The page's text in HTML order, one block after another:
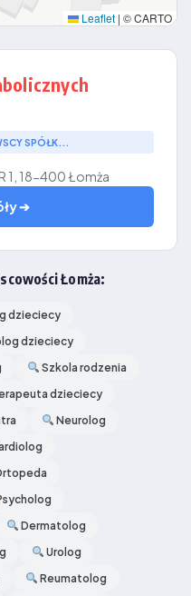
Leaflet | © CARTO
SPÓŁK...
1, 18-400 Łomża
➔
Łomża:
dzieciecy
dzieciecy
Szkola rodzenia
dzieciecy
Neurolog
Dermatolog
Urolog
Reumatolog